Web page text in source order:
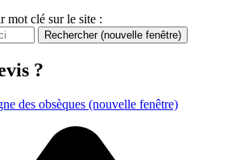
mot clé sur le site :
Rechercher (nouvelle fenêtre)
?
des obsèques (nouvelle fenêtre)